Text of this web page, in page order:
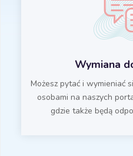
Wymiana
Możesz pytać i wymieniać
osobami na naszych
gdzie także będą